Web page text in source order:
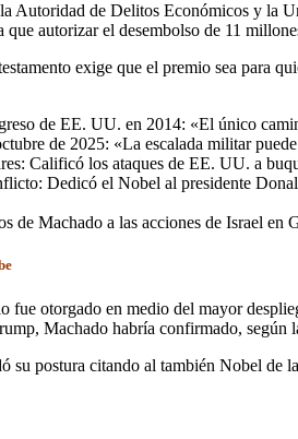
Autoridad de Delitos Económicos y la
que autorizar el desembolso de 11
exige que el premio sea para
de EE. UU. en 2014: «El único
de 2025: «La escalada militar
Calificó los ataques de EE. UU. a
Dedicó el Nobel al presidente
de Machado a las acciones de Israel
fue otorgado en medio del mayor
Machado habría confirmado, según
su postura citando al también Nobel